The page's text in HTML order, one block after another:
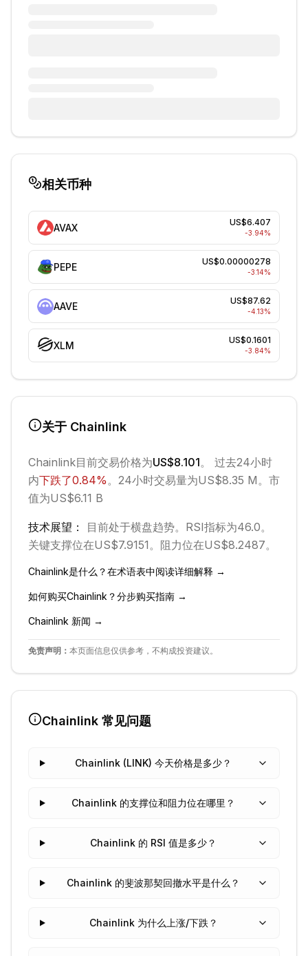
相关币种
AVAX US$6.407
-3.94%
PEPE US$0.00000278
-3.14%
AAVE US$87.62
-4.13%
XLM US$0.1601
-3.84%
关于 Chainlink
Chainlink目前交易价格为US$8.101。 过去24小时
内下跌了0.84%。 24小时交易量为US$8.35 M。 市
值为US$6.11 B
技术展望： 目前处于横盘趋势。 RSI指标为46.0。
关键支撑位在US$7.9151。 阻力位在US$8.2487。
Chainlink是什么？在术语表中阅读详细解释 →
如何购买Chainlink ？分步购买指南 →
Chainlink 新闻 →
免责声明： 本页面信息仅供参考，不构成投资建议。
Chainlink 常见问题
Chainlink (LINK) 今天价格是多少？
Chainlink 的支撑位和阻力位在哪里？
Chainlink 的 RSI 值是多少？
Chainlink 的斐波那契回撤水平是什么？
Chainlink 为什么上涨/下跌？